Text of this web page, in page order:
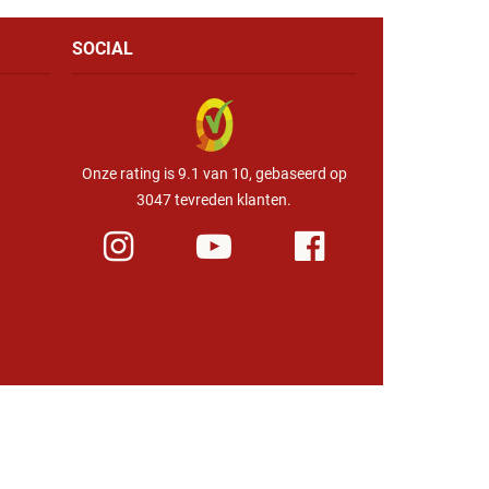
SOCIAL
Onze rating is 9.1 van 10, gebaseerd op
3047 tevreden klanten.